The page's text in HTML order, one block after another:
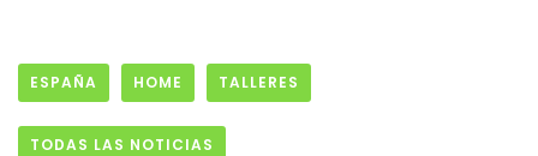
ESPAÑA HOME TALLERES
TODAS LAS NOTICIAS